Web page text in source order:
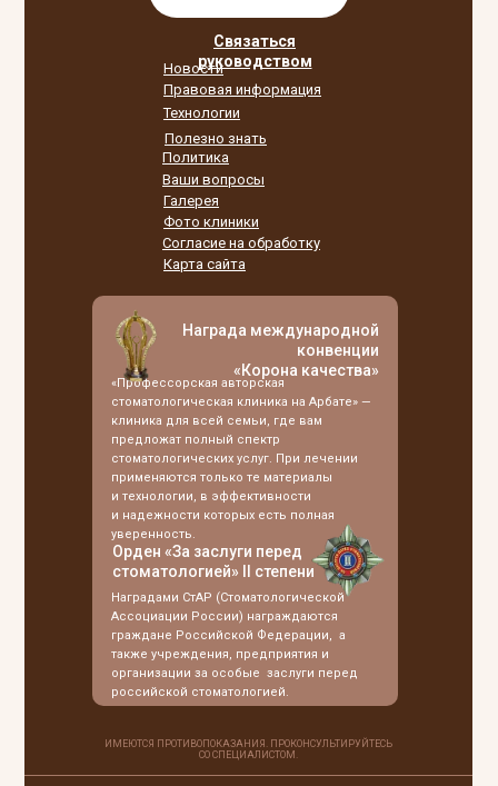
Связаться
руководством
ИМЕЮТСЯ ПРОТИВОПОКАЗАНИЯ. ПРОКОНСУЛЬТИРУЙТЕСЬ
СО СПЕЦИАЛИСТОМ.
Новости
Полезно знать
Правовая информация
Политика
Согласие на обработку
Карта сайта
Галерея
Фото клиники
Ваши вопросы
Технологии
«Профессорская авторская
стоматологическая клиника на Арбате» —
клиника для всей семьи, где вам
предложат полный спектр
стоматологических услуг. При лечении
применяются только те материалы
и технологии, в эффективности
и надежности которых есть полная
уверенность.
Награда международной
конвенции
«Корона качества»
Орден «За заслуги перед
стоматологией» II степени
Наградами СтАР (Стоматологической
Ассоциации России) награждаются
граждане Российской Федерации, а
также учреждения, предприятия и
организации за особые заслуги перед
российской стоматологией.